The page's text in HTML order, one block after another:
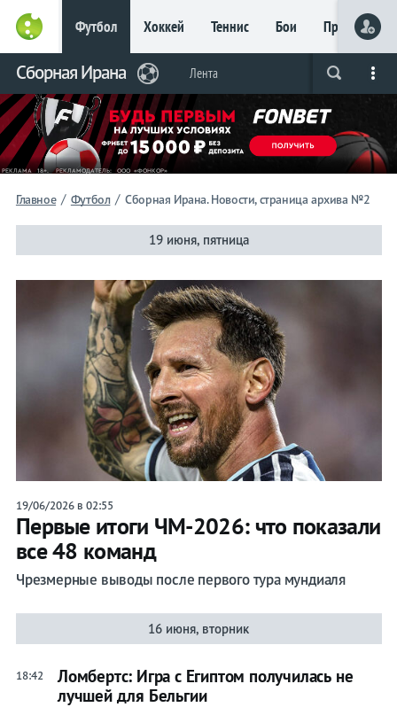
Футбол Хоккей Теннис Бои Прочие
Live Вся лента Прогнозы Букмекеры
Сборная Ирана Лента
Главное / Футбол / Сборная Ирана. Новости, страница архива №2
19 июня, пятница
19/06/2026 в 02:55
Первые итоги ЧМ-2026: что показали
все 48 команд
Чрезмерные выводы после первого тура мундиаля
16 июня, вторник
18:42
Ломбертс: Игра с Египтом получилась не
лучшей для Бельгии
Главное
Фрибет
до 15
000 ₽
Новым
игрокам, без
условий
Футбол
Ирана
Лента
Прогнозы
на спорт
Букмекеры
Хоккей
Теннис
Прочие